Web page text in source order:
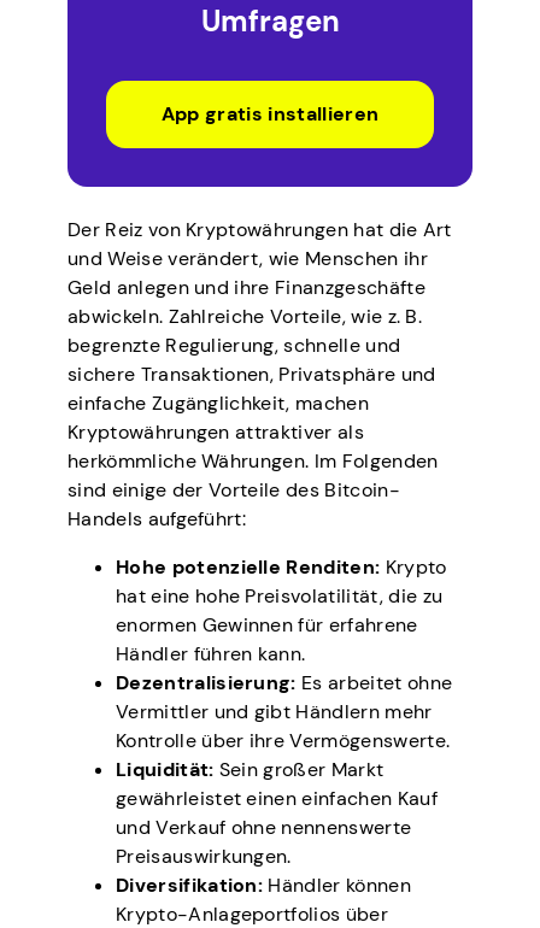
Umfragen
App gratis installieren
Der Reiz von Kryptowährungen hat die Art
und Weise verändert, wie Menschen ihr
Geld anlegen und ihre Finanzgeschäfte
abwickeln. Zahlreiche Vorteile, wie z. B.
begrenzte Regulierung, schnelle und
sichere Transaktionen, Privatsphäre und
einfache Zugänglichkeit, machen
Kryptowährungen attraktiver als
herkömmliche Währungen. Im Folgenden
sind einige der Vorteile des Bitcoin-
Handels aufgeführt:
Hohe potenzielle Renditen: Krypto
hat eine hohe Preisvolatilität, die zu
enormen Gewinnen für erfahrene
Händler führen kann.
Dezentralisierung: Es arbeitet ohne
Vermittler und gibt Händlern mehr
Kontrolle über ihre Vermögenswerte.
Liquidität: Sein großer Markt
gewährleistet einen einfachen Kauf
und Verkauf ohne nennenswerte
Preisauswirkungen.
Diversifikation: Händler können
Krypto-Anlageportfolios über